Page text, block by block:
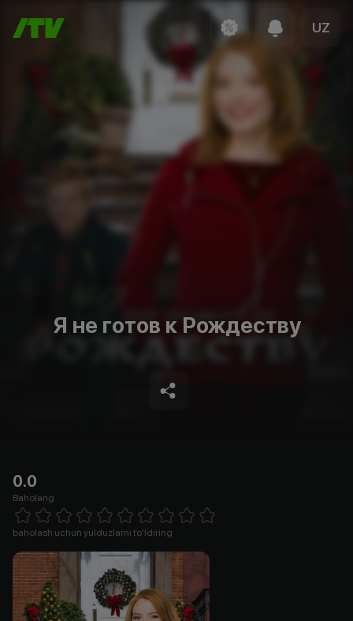
UZ
Я не готов к Рождеству
0.0
Baholang
1 Star 2 Stars 3 Stars 4 Stars5 Stars 6 Stars7 Stars8 Stars
baholash uchun yulduzlarni to'ldiring